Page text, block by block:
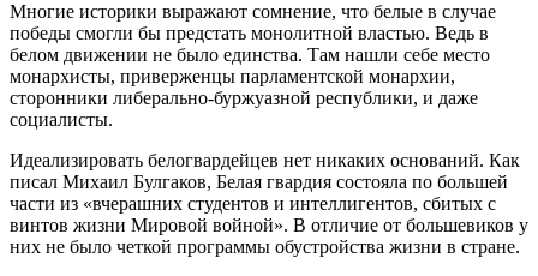
Многие историки выражают сомнение, что белые в случае
победы смогли бы предстать монолитной властью. Ведь в
белом движении не было единства. Там нашли себе место
монархисты, приверженцы парламентской монархии,
сторонники либерально-буржуазной республики, и даже
социалисты.
Идеализировать белогвардейцев нет никаких оснований. Как
писал Михаил Булгаков, Белая гвардия состояла по большей
части из «вчерашних студентов и интеллигентов, сбитых с
винтов жизни Мировой войной». В отличие от большевиков у
них не было четкой программы обустройства жизни в стране.